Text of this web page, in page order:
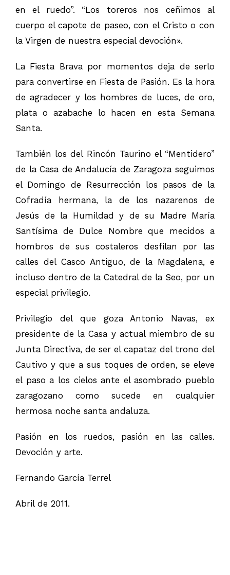
en el ruedo”. “Los toreros nos ceñimos al
cuerpo el capote de paseo, con el Cristo o con
la Virgen de nuestra especial devoción».
La Fiesta Brava por momentos deja de serlo
para convertirse en Fiesta de Pasión. Es la hora
de agradecer y los hombres de luces, de oro,
plata o azabache lo hacen en esta Semana
Santa.
También los del Rincón Taurino el “Mentidero”
de la Casa de Andalucía de Zaragoza seguimos
el Domingo de Resurrección los pasos de la
Cofradía hermana, la de los nazarenos de
Jesús de la Humildad y de su Madre María
Santísima de Dulce Nombre que mecidos a
hombros de sus costaleros desfilan por las
calles del Casco Antiguo, de la Magdalena, e
incluso dentro de la Catedral de la Seo, por un
especial privilegio.
Privilegio del que goza Antonio Navas, ex
presidente de la Casa y actual miembro de su
Junta Directiva, de ser el capataz del trono del
Cautivo y que a sus toques de orden, se eleve
el paso a los cielos ante el asombrado pueblo
zaragozano como sucede en cualquier
hermosa noche santa andaluza.
Pasión en los ruedos, pasión en las calles.
Devoción y arte.
Fernando García Terrel
Abril de 2011.